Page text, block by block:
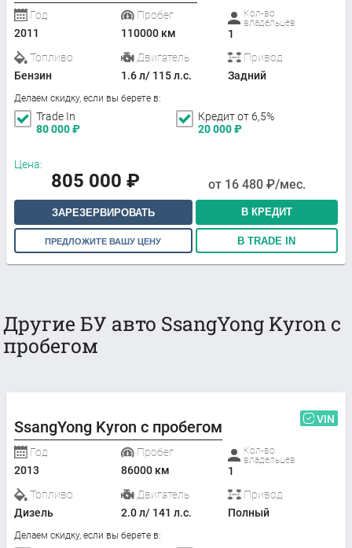
Год
2011
Пробег
110000 км
Кол-во
владельцев
1
Топливо
Бензин
Двигатель
1.6 л/ 115 л.с.
Привод
Задний
Делаем скидку, если вы берете в:
Trade In
80 000₽
Кредит от 6,5%
20 000₽
Цена:
805 000 ₽ от 16 480 ₽/мес.
ЗАРЕЗЕРВИРОВАТЬ В КРЕДИТ
ПРЕДЛОЖИТЕ ВАШУ ЦЕНУ В TRADE IN
Другие БУ авто SsangYong Kyron с
пробегом
SsangYong Kyron с пробегом VIN
Год
2013
Пробег
86000 км
Кол-во
владельцев
1
Топливо
Дизель
Двигатель
2.0 л/ 141 л.с.
Привод
Полный
Делаем скидку, если вы берете в: